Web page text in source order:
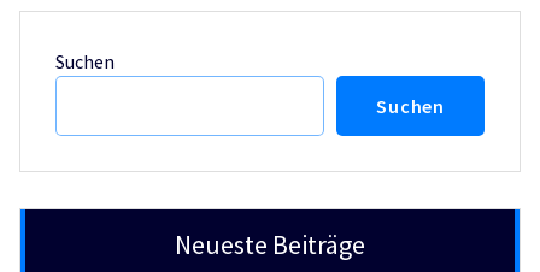
Suchen
Suchen
Neueste Beiträge